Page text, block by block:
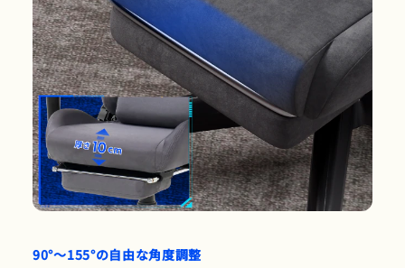
90°〜155°の自由な角度調整